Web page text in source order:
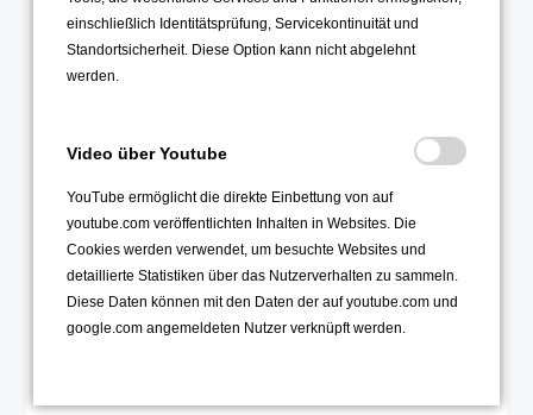
18 Theresienstadt
Kinderbilder aus dem Ghetto
Theresienstadt von Helga Hosková-
Weissová. - Ausstellung im OHG
einschließlich Identitätsprüfung, Servicekontinuität und
Standortsicherheit. Diese Option kann nicht abgelehnt
werden.
Video über Youtube
YouTube ermöglicht die direkte Einbettung von auf
youtube.com veröffentlichten Inhalten in Websites. Die
Cookies werden verwendet, um besuchte Websites und
detaillierte Statistiken über das Nutzerverhalten zu sammeln.
Diese Daten können mit den Daten der auf youtube.com und
google.com angemeldeten Nutzer verknüpft werden.